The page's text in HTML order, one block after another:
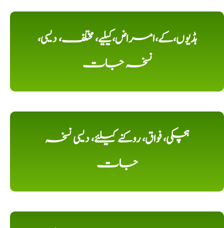
ہڈیوں،کے،امراض،کیلیے، مختلف، دیسی،
نسخہ جات
ہچکی، فواق، روکنے کیلئے، دیسی نسخہ
جات